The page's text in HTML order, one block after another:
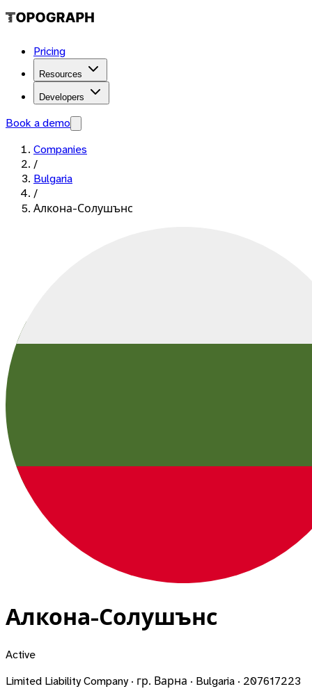
Pricing
Resources
Developers
Book a demo
Companies
/
Bulgaria
/
Алкона-Солушънс
Алкона-Солушънс
Active
Limited Liability Company · гр. Варна · Bulgaria · 207617223